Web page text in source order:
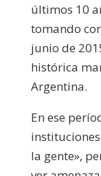
últimos 10
tomando
junio de
histórica
Argentina.
En ese
la gente»,